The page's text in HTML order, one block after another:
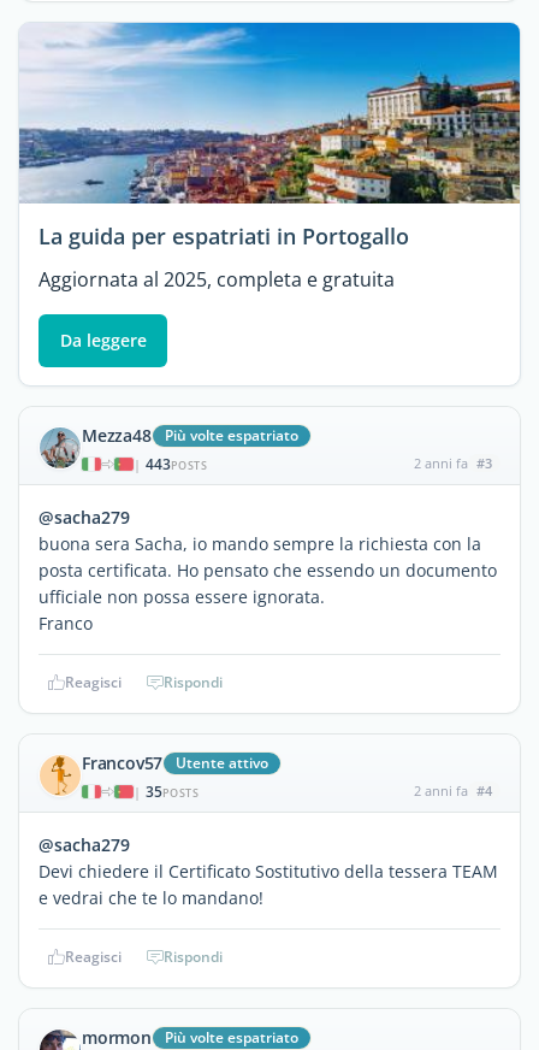
La guida per espatriati in Portogallo
Aggiornata al 2025, completa e gratuita
Da leggere
Mezza48 Più volte espatriato
| 443POSTS 2 anni fa #3
@sacha279
buona sera Sacha, io mando sempre la richiesta con la
posta certificata. Ho pensato che essendo un documento
ufficiale non possa essere ignorata.
Franco
Reagisci Rispondi
Francov57 Utente attivo
| 35POSTS 2 anni fa #4
@sacha279
Devi chiedere il Certificato Sostitutivo della tessera TEAM
e vedrai che te lo mandano!
Reagisci Rispondi
mormon Più volte espatriato